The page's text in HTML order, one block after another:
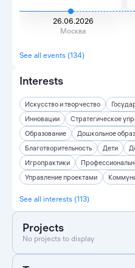
26.06.2026
Москва
See all events (134)
Interests
Искусство и творчество
Инновации
Стратегическое
Образование
Дошкольное
Благотворительность
Дети
Игропрактики
Управление проектами
See all interests (113)
Projects
No projects to display